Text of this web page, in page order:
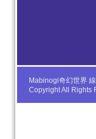
Mabinogi奇幻世界
Copyright All Rights